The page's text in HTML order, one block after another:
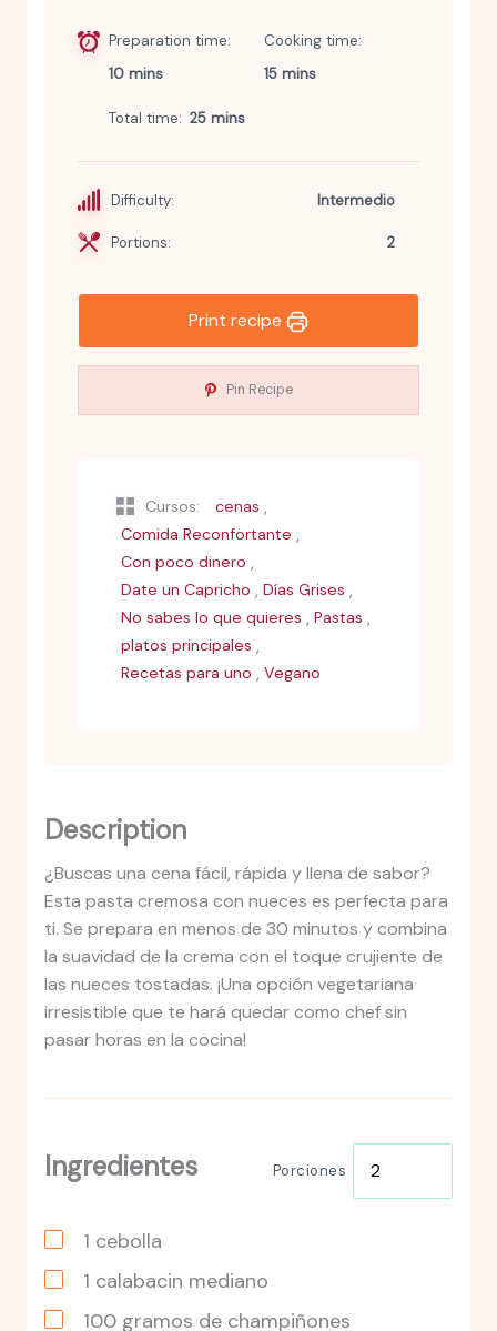
Preparation time
10 mins
Cooking time
15 mins
Total time 25 mins
Difficulty: Intermedio
Portions: 2
Print recipe
Pin Recipe
Cursos: cenas ,
Comida Reconfortante ,
Con poco dinero ,
Date un Capricho , Días Grises ,
No sabes lo que quieres , Pastas ,
platos principales ,
Recetas para uno , Vegano
Description
¿Buscas una cena fácil, rápida y llena de sabor?
Esta pasta cremosa con nueces es perfecta para
ti. Se prepara en menos de 30 minutos y combina
la suavidad de la crema con el toque crujiente de
las nueces tostadas. ¡Una opción vegetariana
irresistible que te hará quedar como chef sin
pasar horas en la cocina!
Ingredientes Porciones
1 cebolla
1 calabacin mediano
100 gramos de champiñones